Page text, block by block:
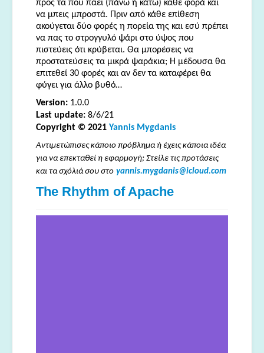
προς τα που πάει (πάνω ή κάτω) κάθε φορά και
να μπεις μπροστά. Πριν από κάθε επίθεση
ακούγεται δύο φορές η πορεία της και εσύ πρέπει
να πας το στρογγυλό ψάρι στο ύψος που
πιστεύεις ότι κρύβεται. Θα μπορέσεις να
προστατεύσεις τα μικρά ψαράκια; Η μέδουσα θα
επιτεθεί 30 φορές και αν δεν τα καταφέρει θα
φύγει για άλλο βυθό…
Version: 1.0.0
Last update: 8/6/21
Copyright © 2021 Yannis Mygdanis
Αντιμετώπισες κάποιο πρόβλημα ή έχεις κάποια ιδέα
για να επεκταθεί η εφαρμογή; Στείλε τις προτάσεις
και τα σχόλιά σου στο yannis.mygdanis@icloud.com
The Rhythm of Apache